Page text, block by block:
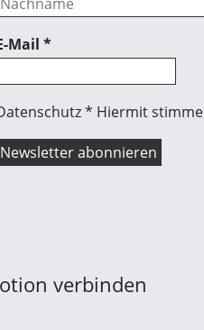
Mail *
* Hiermit stimme
verbinden